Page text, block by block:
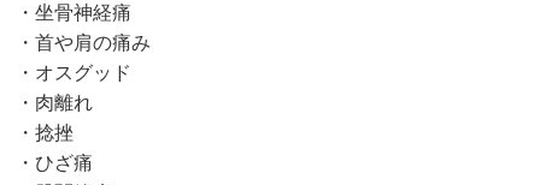
・坐骨神経痛
・首や肩の痛み
・オスグッド
・肉離れ
・捻挫
・ひざ痛